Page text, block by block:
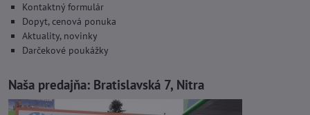
Kontaktný formulár
Dopyt, cenová ponuka
Aktuality, novinky
Darčekové poukážky
Naša predajňa: Bratislavská 7, Nitra